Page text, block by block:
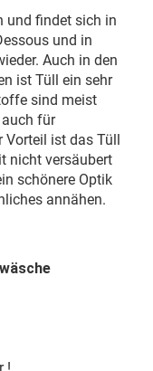
und findet sich in
und in
Auch in den
ist Tüll ein sehr
sind meist
für
Vorteil ist das Tüll
nicht versäubert
schönere Optik
annähen.